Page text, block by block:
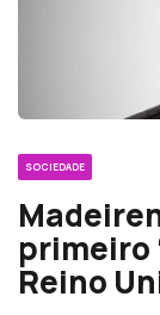
SOCIEDADE
primeiro
Reino